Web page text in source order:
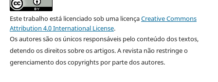
Este trabalho está licenciado sob uma licençaCreative Commons
Attribution 4.0 International License.
Os autores são os únicos responsáveis pelo conteúdo dos textos,
detendo os direitos sobre os artigos. A revista não restringe o
gerenciamento dos copyrights por parte dos autores.